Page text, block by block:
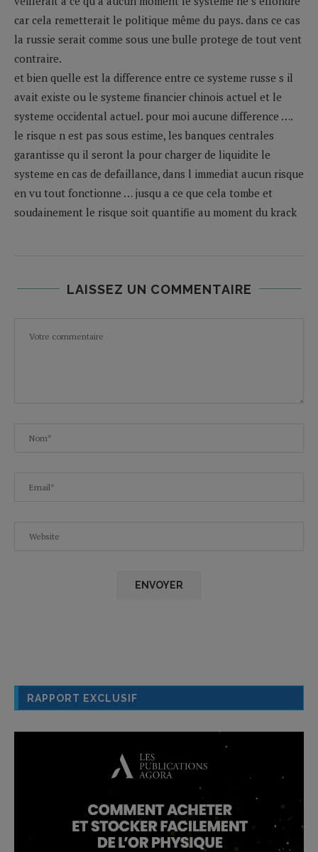
car cela remetterait le politique même du pays. dans ce cas
la russie serait comme sous une bulle protege de tout vent
contraire.
et bien quelle est la difference entre ce systeme russe s il
avait existe ou le systeme financier chinois actuel et le
systeme occidental actuel. pour moi aucune difference ….
le risque n est pas sous estime, les banques centrales
garantisse qu il seront la pour charger de liquidite le
systeme en cas de defaillance, dans l immediat aucun risque
en vu tout fonctionne … jusqu a ce que cela tombe et
soudainement le risque soit quantifie au moment du krack
LAISSEZ UN COMMENTAIRE
RAPPORT EXCLUSIF